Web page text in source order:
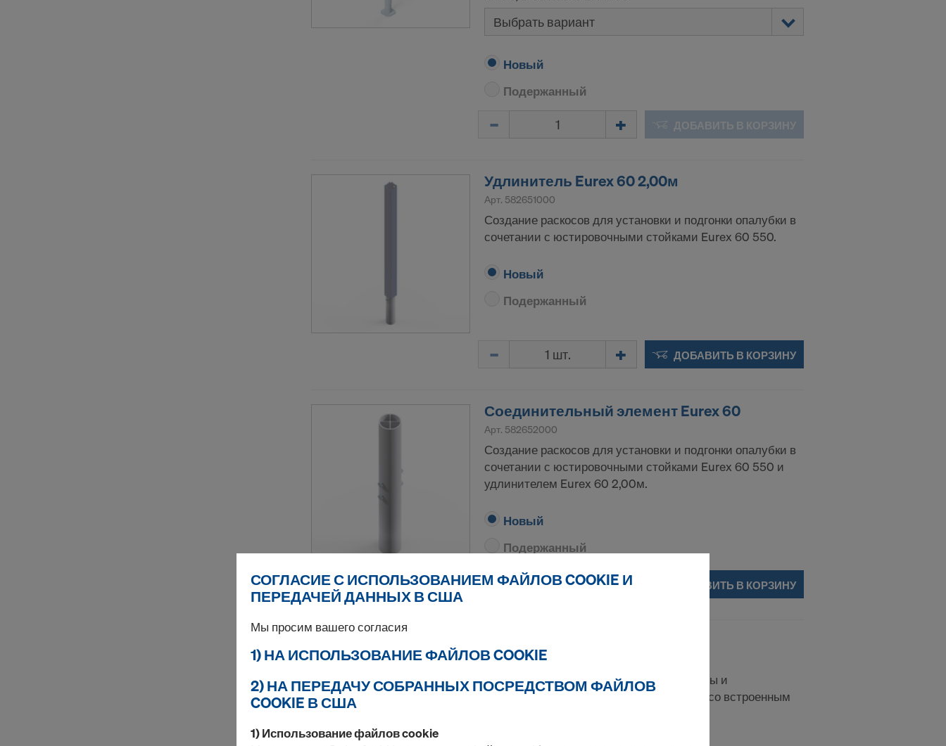
Выбрать вариант
Новый
Подержанный
ДОБАВИТЬ В КОРЗИНУ
Удлинитель Eurex 60 2,00м
Арт. 582651000
Создание раскосов для установки и подгонки опалубки в
сочетании с юстировочными стойками Eurex 60 550.
Новый
Подержанный
ДОБАВИТЬ В КОРЗИНУ
Соединительный элемент Eurex 60
Арт. 582652000
Создание раскосов для установки и подгонки опалубки в
сочетании с юстировочными стойками Eurex 60 550 и
удлинителем Eurex 60 2,00м.
Новый
Подержанный
Количество
ДОБАВИТЬ В КОРЗИНУ
Арт.586174000
Головка стойки для перекрытий для опоры и
устойчивости опалубочных балок Doka, со встроенным
СОГЛАСИЕ С ИСПОЛЬЗОВАНИЕМ ФАЙЛОВ COOKIE И
ПЕРЕДАЧЕЙ ДАННЫХ В США
Мы просим вашего согласия
1) НА ИСПОЛЬЗОВАНИЕ ФАЙЛОВ COOKIE
2) НА ПЕРЕДАЧУ СОБРАННЫХ ПОСРЕДСТВОМ ФАЙЛОВ
COOKIE В США
1) Использование файлов cookie